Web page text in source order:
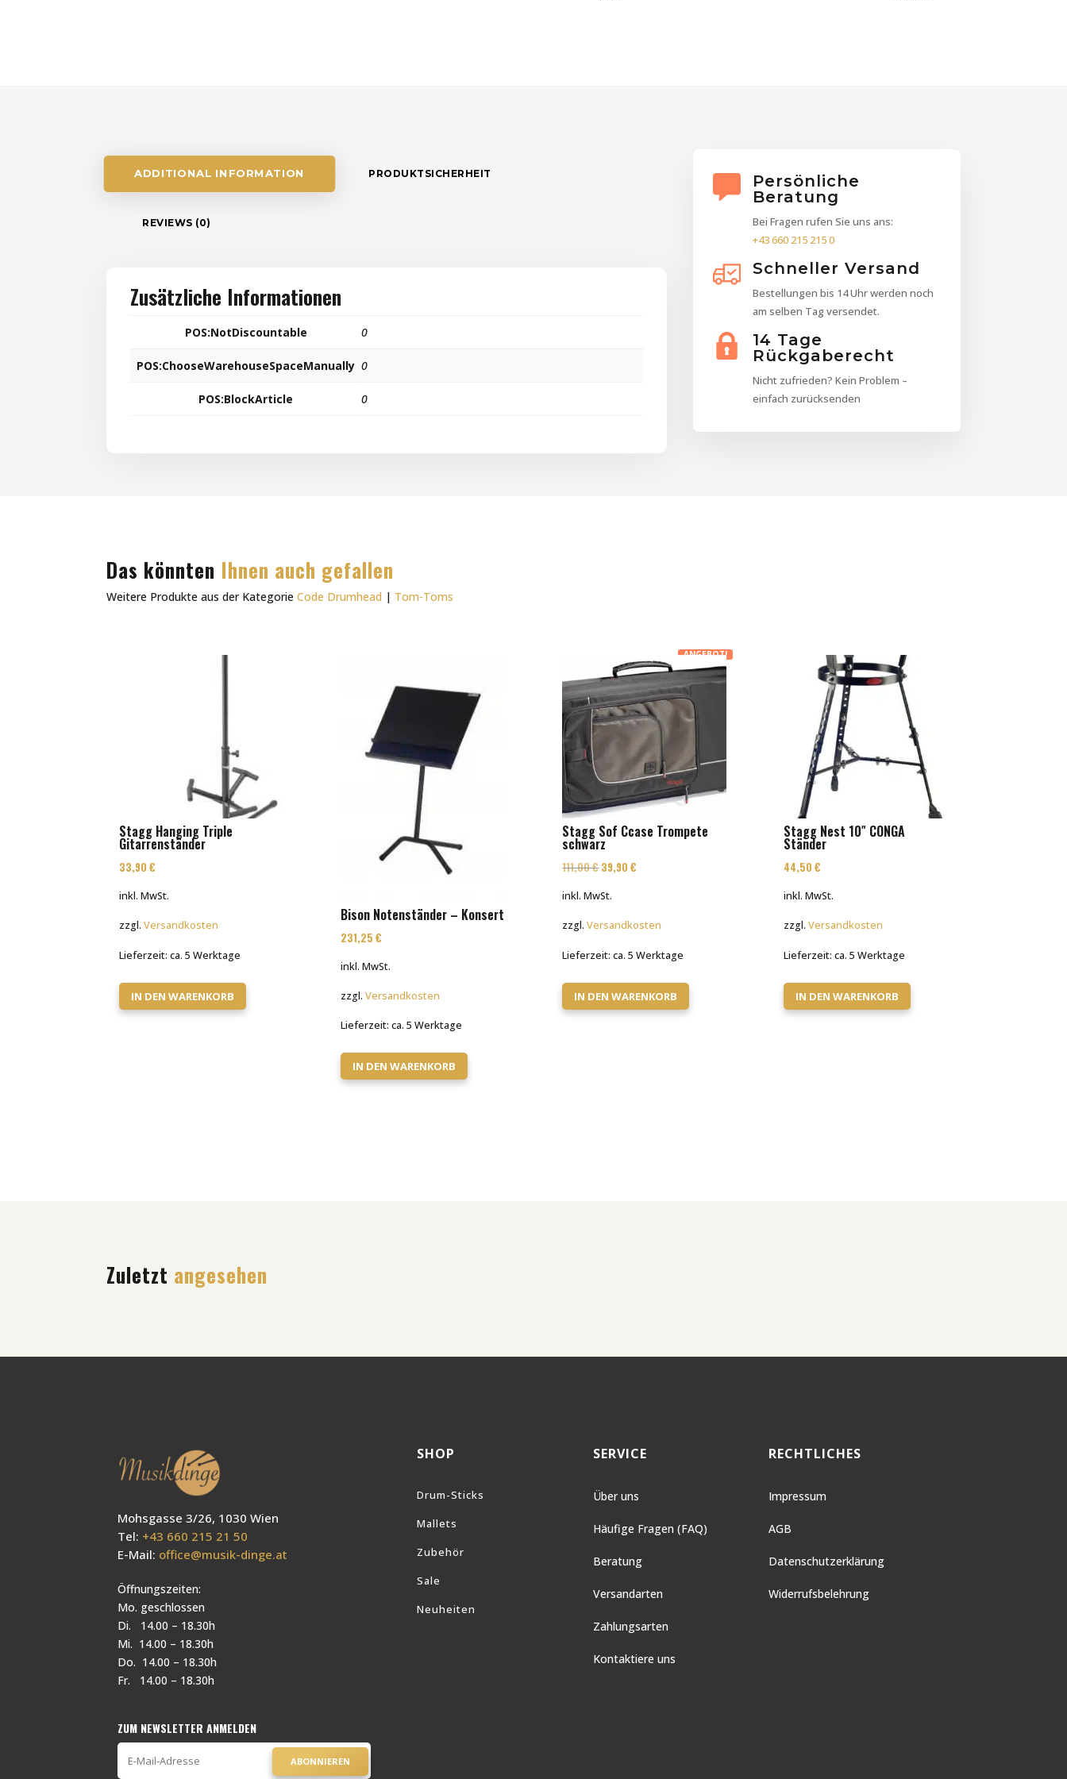
ADDITIONAL INFORMATION PRODUKTSICHERHEIT
REVIEWS (0)
Zusätzliche Informationen
POS:NotDiscountable 0
POS:ChooseWarehouseSpaceManually 0
POS:BlockArticle 0
Persönliche
Beratung
Bei Fragen rufen Sie uns ans:
+43 660 215 215 0
Schneller Versand
Bestellungen bis 14 Uhr werden noch
am selben Tag versendet.
14 Tage
Rückgaberecht
Nicht zufrieden? Kein Problem –
einfach zurücksenden
Das könnten Ihnen auch gefallen
Weitere Produkte aus der KategorieCode Drumhead | Tom-Toms
Stagg Hanging Triple
Gitarrenständer
33,90€
inkl. MwSt.
zzgl.Versandkosten
Lieferzeit:ca. 5 Werktage
IN DEN WARENKORB
Bison Notenständer – Konsert
231,25€
inkl. MwSt.
zzgl.Versandkosten
Lieferzeit:ca. 5 Werktage
IN DEN WARENKORB
ANGEBOT!
Stagg Sof Ccase Trompete
schwarz
111,00€Ursprünglicher
111,00 €
39,90€
39,90 €.
inkl. MwSt.
zzgl.Versandkosten
Lieferzeit:ca. 5 Werktage
IN DEN WARENKORB
Stagg Nest 10″ CONGA
Ständer
44,50€
inkl. MwSt.
zzgl.Versandkosten
Lieferzeit:ca. 5 Werktage
IN DEN WARENKORB
Zuletzt angesehen
Mohsgasse 3/26, 1030 Wien
Tel: +43 660 215 21 50
E-Mail: office@musik-dinge.at
Öffnungszeiten:
Mo. geschlossen
Di. 14.00 – 18.30h
Mi. 14.00 – 18.30h
Do. 14.00 – 18.30h
Fr. 14.00 – 18.30h
ZUM NEWSLETTER ANMELDEN
ABONNIEREN
SHOP
Drum-Sticks
Mallets
Zubehör
Sale
Neuheiten
SERVICE
Über uns
Häufige Fragen (FAQ)
Beratung
Versandarten
Zahlungsarten
Kontaktiere uns
RECHTLICHES
Impressum
AGB
Datenschutzerklärung
Widerrufsbelehrung